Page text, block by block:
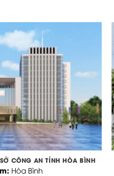
CÔNG AN TỈNH HÒA BÌNH
Hòa Bình